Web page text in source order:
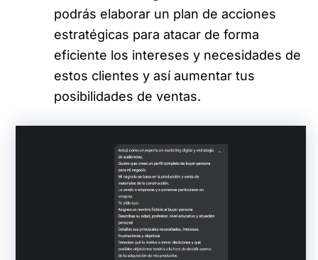
podrás elaborar un plan de acciones
estratégicas para atacar de forma
eficiente los intereses y necesidades de
estos clientes y así aumentar tus
posibilidades de ventas.